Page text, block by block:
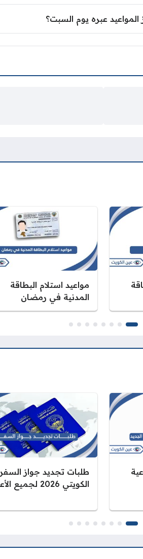
عبره يوم السبت؟
مواعيد استلام البطاقة
المدنية في رمضان
طلبات تجديد جواز السفر
الكويتي 2026 لجميع الأعمار